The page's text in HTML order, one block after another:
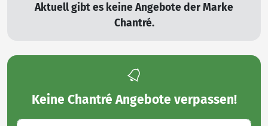
Aktuell gibt es keine Angebote der Marke
Chantré.
Keine Chantré Angebote verpassen!